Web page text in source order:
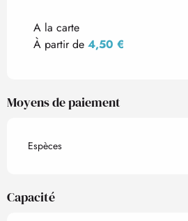
A la carte
À partir de 4,50 €
Moyens de paiement
Espèces
Capacité